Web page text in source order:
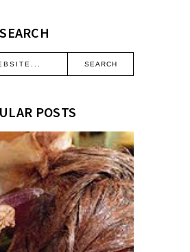
SEARCH
POSTS